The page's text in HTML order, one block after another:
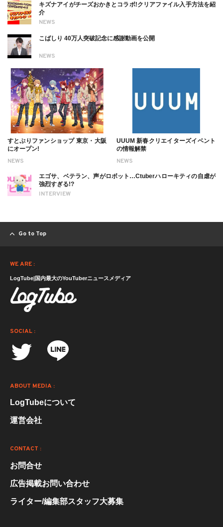
NEWS
キズナアイがチーズおかきとコラボ!クリアファイル入手方法を紹
介
NEWS
こばしり 40万人突破記念に感謝動画を公開
NEWS
すとぷりファンショップ 東京・大阪
にオープン!
NEWS
UUUM 新春クリエイターズイベント
の情報解禁
INTERVIEW
エゴサ、ベテラン、声がロボット…Ctuberハローキティの自虐が
強烈すぎる!?
Go to Top
WE ARE :
LogTube|国内最大のYouTuberニュースメディア
SOCIAL :
ABOUT MEDIA :
LogTubeについて
運営会社
CONTACT :
お問合せ
広告掲載お問い合わせ
ライター/編集部スタッフ大募集